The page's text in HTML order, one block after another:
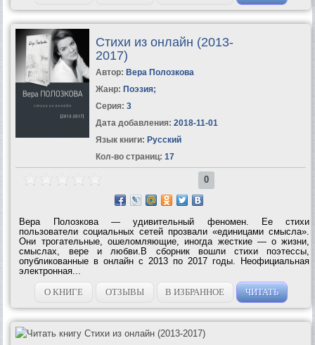
Стихи из онлайн (2013-
2017)
Автор: Вера Полозкова
Жанр: Поэзия;
Серия: 3
Дата добавления: 2018-11-01
Язык книги: Русский
Кол-во страниц: 17
0
Вера Полозкова — удивительный феномен. Ее стихи
пользователи социальных сетей прозвали «единицами смысла».
Они трогательные, ошеломляющие, иногда жесткие — о жизни,
смыслах, вере и любви.В сборник вошли стихи поэтессы,
опубликованные в онлайн с 2013 по 2017 годы. Неофициальная
электронная...
О КНИГЕ
ОТЗЫВЫ В ИЗБРАННОЕ ЧИТАТЬ